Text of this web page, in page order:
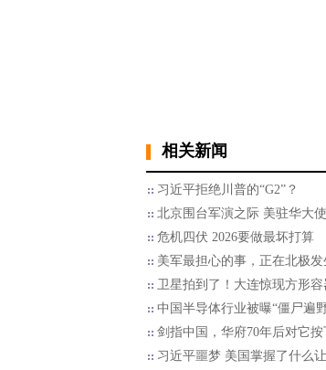
相关新闻
习近平拒绝川普的“G2”？
北京围台军演之际 美驻华大
危机四伏 2026要做最坏打算
美军最担心的事，正在北极发
卫星拍到了！大连惊现方形
中国半导体行业被曝“僵尸遍
剑指中国，华府70年后对它按
习近平噩梦 美国掌握了什么